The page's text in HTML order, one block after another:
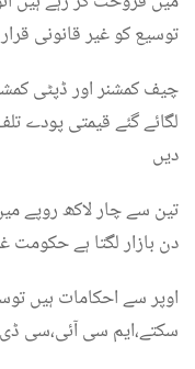
توسیع کو غیر قانونی
چیف کمشنر اور ڈپٹی
لگائے گئے قیمتی پودے
دیں
تین سے چار لاکھ روپے
دن بازار لگتا ہے حکومت
اوپر سے احکامات ہیں
سکتے،ایم سی آئی،سی